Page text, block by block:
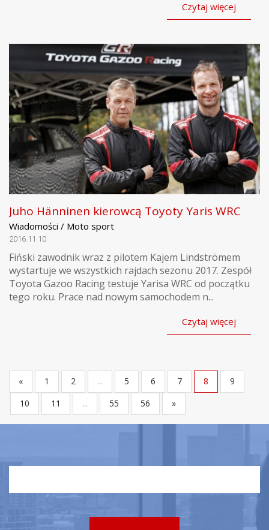
Czytaj więcej
Juho Hänninen kierowcą Toyoty Yaris WRC
Wiadomości / Moto sport
2016.11.10
Fiński zawodnik wraz z pilotem Kajem Lindströmem
wystartuje we wszystkich rajdach sezonu 2017. Zespół
Toyota Gazoo Racing testuje Yarisa WRC od początku
tego roku. Prace nad nowym samochodem n...
Czytaj więcej
« 1 2 ... 5 6 7 8
9
10
11 ... 55 56 »